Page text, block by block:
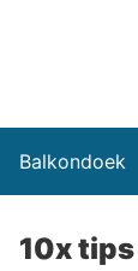
Balkondoek
10x